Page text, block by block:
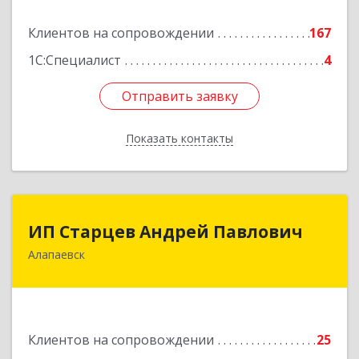
Клиентов на сопровождении
167
1С:Специалист
4
Отправить заявку
Показать контакты
Отправить заявку
Назад
ИП Старцев Андрей Павлович
Алапаевск
Клиентов на сопровождении
25
ИП Старцев Андрей Павлович
624601, Свердловская обл, Алапаевск г,